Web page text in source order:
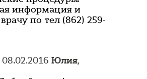
информация и
по тел (862) 259-
Юлия,